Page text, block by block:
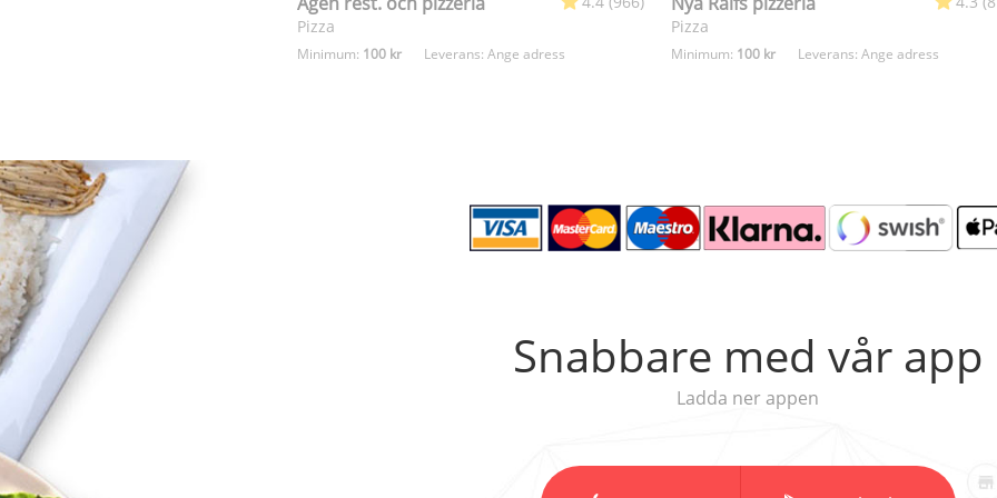
Pizza
Minimum: 100 kr Leverans: Ange adress
Pizza
Minimum: 100 kr Leverans: Ange adress
Snabbare med vår app
Ladda ner appen